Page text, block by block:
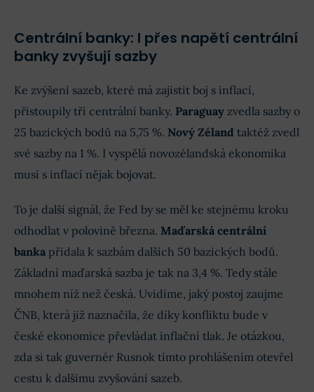
Centrální banky: I přes napětí centrální
banky zvyšují sazby
Ke zvýšení sazeb, které má zajistit boj s inflací,
přistoupily tři centrální banky. Paraguay zvedla sazby o
25 bazických bodů na 5,75 %. Nový Zéland taktéž zvedl
své sazby na 1 %. I vyspělá novozélandská ekonomika
musí s inflací nějak bojovat.
To je další signál, že Fed by se měl ke stejnému kroku
odhodlat v polovině března. Maďarská centrální
banka přidala k sazbám dalších 50 bazických bodů.
Základní maďarská sazba je tak na 3,4 %. Tedy stále
mnohem níž než česká. Uvidíme, jaký postoj zaujme
ČNB, která již naznačila, že díky konfliktu bude v
české ekonomice převládat inflační tlak. Je otázkou,
zda si tak guvernér Rusnok tímto prohlášením otevřel
cestu k dalšímu zvyšování sazeb.